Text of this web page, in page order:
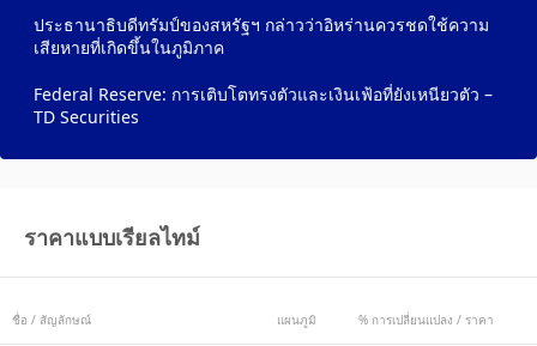
ประธานาธิบดีทรัมป์ของสหรัฐฯ กล่าวว่าอิหร่านควรชดใช้ความ
เสียหายที่เกิดขึ้นในภูมิภาค
Federal Reserve: การเติบโตทรงตัวและเงินเฟ้อที่ยังเหนียวตัว –
TD Securities
ราคาแบบเรียลไทม์
ชื่อ / สัญลักษณ์ แผนภูมิ % การเปลี่ยนแปลง / ราคา